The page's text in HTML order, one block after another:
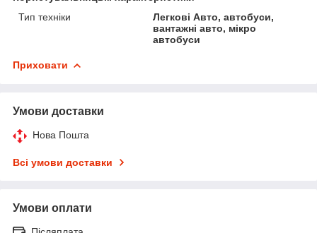
Тип техніки
Легкові Авто, автобуси,
вантажні авто, мікро
автобуси
Приховати
Умови доставки
Нова Пошта
Всі умови доставки
Умови оплати